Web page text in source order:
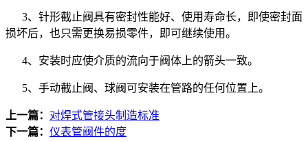
3、针形截止阀具有密封性能好、使用寿命长，即使密封面
损坏后，也只需更换易损零件，即可继续使用。
4、安装时应使介质的流向于阀体上的箭头一致。
5、手动截止阀、球阀可安装在管路的任何位置上。
上一篇： 对焊式管接头制造标准
下一篇： 仪表管阀件的度